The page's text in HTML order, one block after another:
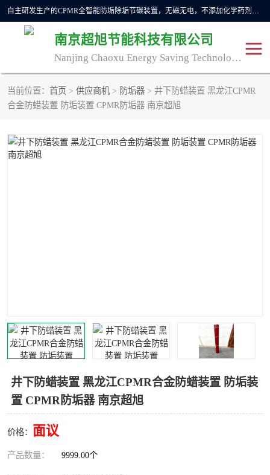
自主研发生产的CPMR全智能防垢除垢节碳装置，无磁无电，不添加化学药剂，*了国内纯物理除垢技术领域空白，其性能处于国际领先水平。广泛应用于石油炼化、钢铁冶炼、电力、煤矿、化工、供暖、压铸、汽车制造、涉水家电等行业。
南京超旭节能科技有限公司
Nanjing Chaoxu Energy Saving Technology Co., Ltd
当前位置： 首页 > 供应商机 > 防垢器 > 井下防蜡装置 黑龙江CPMR
合金防蜡装置 防垢装置 CPMR防垢器 南京超旭
井下防蜡装置 黑龙江CPMR合金防蜡装置 防垢装
置 CPMR防垢器 南京超旭
价格： 面议
产品数量： 9999.00个
CPMR CPMR全智能防垢除垢节
CPMR油田井下防垢防蜡 物理防垢器生产制造商